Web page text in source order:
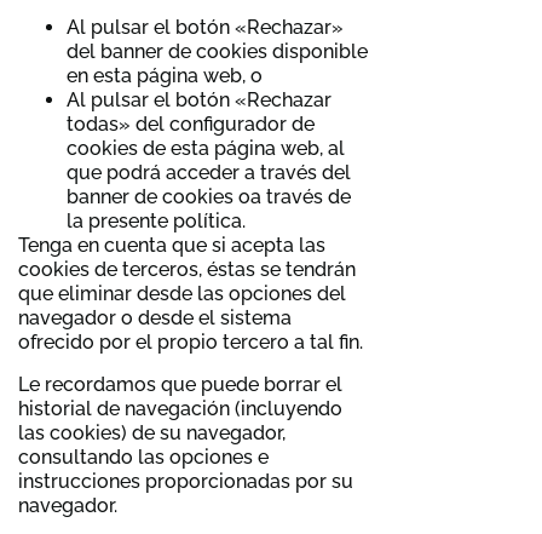
Al pulsar el botón «Rechazar»
del banner de cookies disponible
en esta página web, o
Al pulsar el botón «Rechazar
todas» del configurador de
cookies de esta página web, al
que podrá acceder a través del
banner de cookies oa través de
la presente política.
Tenga en cuenta que si acepta las
cookies de terceros, éstas se tendrán
que eliminar desde las opciones del
navegador o desde el sistema
ofrecido por el propio tercero a tal fin.
Le recordamos que puede borrar el
historial de navegación (incluyendo
las cookies) de su navegador,
consultando las opciones e
instrucciones proporcionadas por su
navegador.